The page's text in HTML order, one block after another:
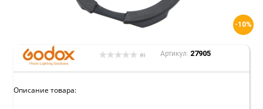
-10%
(0) Артикул: 27905
Описание товара: